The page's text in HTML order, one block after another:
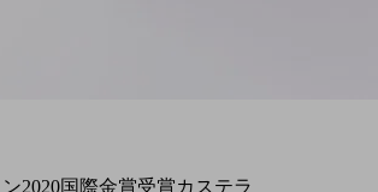
2020国際金賞受賞カステラ